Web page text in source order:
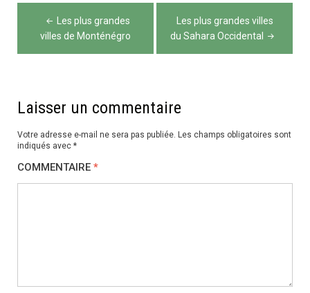
Navigation
de
Les plus grandes
villes de Monténégro
Les plus grandes villes
du Sahara Occidental
Laisser un commentaire
Votre adresse e-mail ne sera pas publiée. Les champs obligatoires sont
indiqués avec *
COMMENTAIRE *